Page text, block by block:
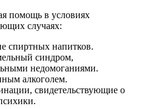
помощь в условиях
случаях:
спиртных напитков.
синдром,
недомоганиями.
алкоголем.
свидетельствующие о